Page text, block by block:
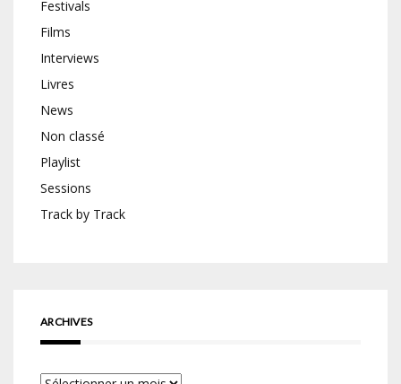
Festivals
Films
Interviews
Livres
News
Non classé
Playlist
Sessions
Track by Track
ARCHIVES